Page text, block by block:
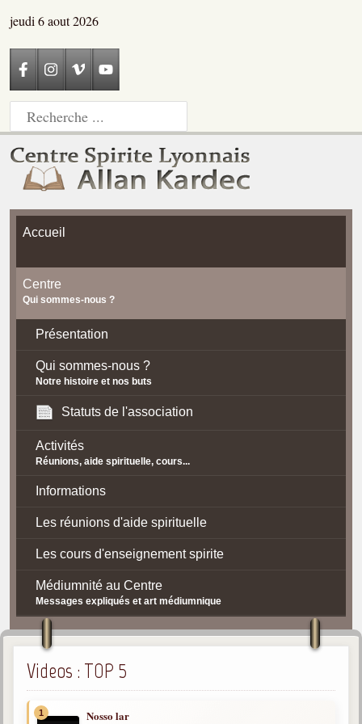
jeudi 6 aout 2026
Accueil
Centre
Qui sommes-nous ?
Présentation
Qui sommes-nous ?
Notre histoire et nos buts
Statuts de l'association
Activités
Réunions, aide spirituelle, cours...
Informations
Les réunions d'aide spirituelle
Les cours d'enseignement spirite
Médiumnité au Centre
Messages expliqués et art médiumnique
Contact / Accès
Plan d'accès
Spiritisme
La doctrine Spirite
Videos : TOP 5
1 Nosso lar